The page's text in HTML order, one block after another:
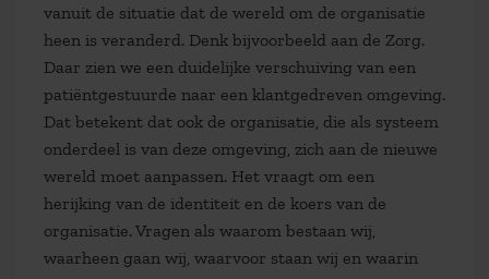
vanuit de situatie dat de wereld om de organisatie
heen is veranderd. Denk bijvoorbeeld aan de Zorg.
Daar zien we een duidelijke verschuiving van een
patiëntgestuurde naar een klantgedreven omgeving.
Dat betekent dat ook de organisatie, die als systeem
onderdeel is van deze omgeving, zich aan de nieuwe
wereld moet aanpassen. Het vraagt om een
herijking van de identiteit en de koers van de
organisatie. Vragen als waarom bestaan wij,
waarheen gaan wij, waarvoor staan wij en waarin